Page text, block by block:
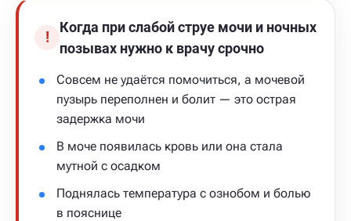
!
Когда при слабой струе мочи и ночных
позывах нужно к врачу срочно
Совсем не удаётся помочиться, а мочевой
пузырь переполнен и болит — это острая
задержка мочи
В моче появилась кровь или она стала
мутной с осадком
Поднялась температура с ознобом и болью
в пояснице